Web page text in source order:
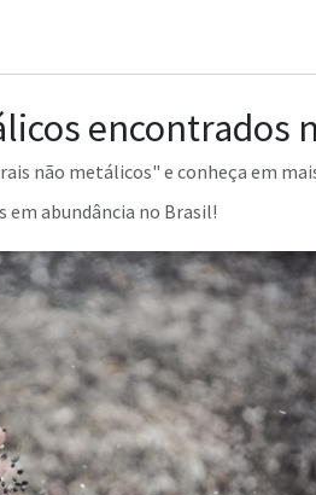
encontrados
não metálicos" e conheça em
em abundância no Brasil!